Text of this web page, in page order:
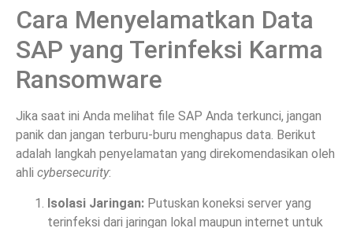
Cara Menyelamatkan Data
SAP yang Terinfeksi Karma
Ransomware
Jika saat ini Anda melihat file SAP Anda terkunci, jangan
panik dan jangan terburu-buru menghapus data. Berikut
adalah langkah penyelamatan yang direkomendasikan oleh
ahli cybersecurity:
Isolasi Jaringan: Putuskan koneksi server yang
terinfeksi dari jaringan lokal maupun internet untuk